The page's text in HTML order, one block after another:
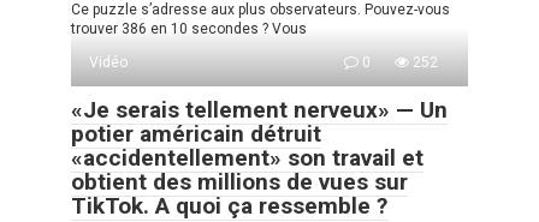
Ce puzzle s’adresse aux plus observateurs. Pouvez-vous
trouver 386 en 10 secondes ? Vous
Vidéo
0 252
«Je serais tellement nerveux» — Un
potier américain détruit
«accidentellement» son travail et
obtient des millions de vues sur
TikTok. A quoi ça ressemble ?